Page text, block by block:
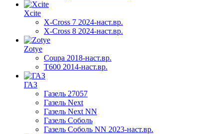
Xcite
X-Cross 7 2024-наст.вр.
X-Cross 8 2024-наст.вр.
Zotye
Coupa 2018-наст.вр.
T600 2014-наст.вр.
ГАЗ
Газель 27057
Газель Next
Газель Next NN
Газель Соболь
Газель Соболь NN 2023-наст.вр.